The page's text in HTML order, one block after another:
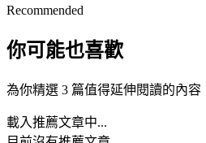
Recommended
你可能也喜歡
為你精選 3 篇值得延伸閱讀的內容
載入推薦文章中...